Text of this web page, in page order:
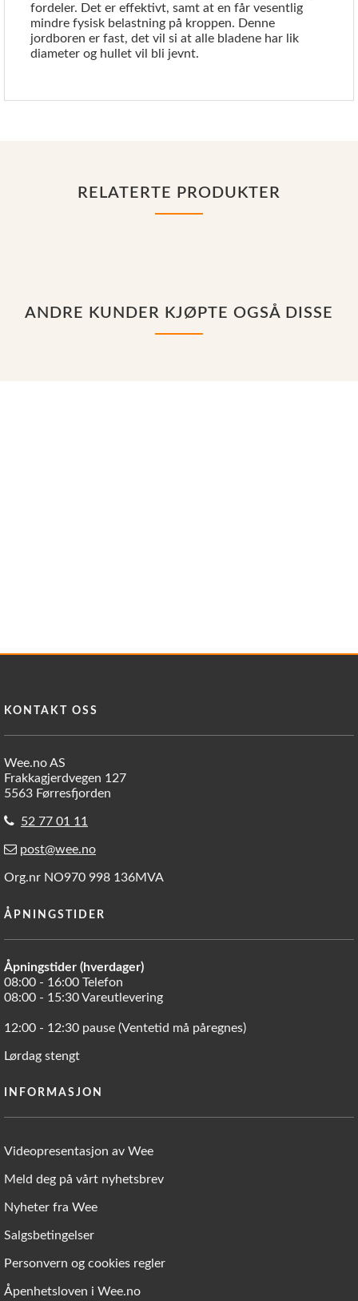
fordeler. Det er effektivt, samt at en får vesentlig
mindre fysisk belastning på kroppen. Denne
jordboren er fast, det vil si at alle bladene har lik
diameter og hullet vil bli jevnt.
RELATERTE PRODUKTER
ANDRE KUNDER KJØPTE OGSÅ DISSE
KONTAKT OSS
Wee.no AS
Frakkagjerdvegen 127
5563 Førresfjorden
52 77 01 11
post@wee.no
Org.nr NO970 998 136MVA
ÅPNINGSTIDER
Åpningstider (hverdager)
08:00 - 16:00 Telefon
08:00 - 15:30 Vareutlevering
12:00 - 12:30 pause (Ventetid må påregnes)
Lørdag stengt
INFORMASJON
Videopresentasjon av Wee
Meld deg på vårt nyhetsbrev
Nyheter fra Wee
Salgsbetingelser
Personvern og cookies regler
Åpenhetsloven i Wee.no